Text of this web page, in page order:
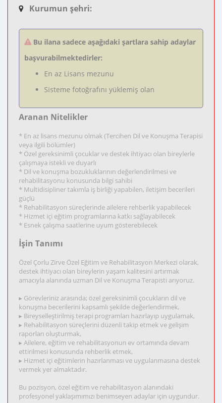
Kurumun şehri:
Bu ilana sadece aşağıdaki şartlara sahip adaylar
başvurabilmektedirler:
En az Lisans mezunu
Sisteme fotoğrafını yüklemiş olan
Aranan Nitelikler
* En az lisans mezunu olmak (Tercihen Dil ve Konuşma Terapisi
veya ilgili bölümler)
* Özel gereksinimli çocuklar ve destek ihtiyacı olan bireylerle
çalışmaya istekli ve duyarlı
* Dil ve konuşma bozukluklarının değerlendirilmesi ve
rehabilitasyonu konusunda bilgi sahibi
* Multidisipliner takımla iş birliği yapabilen, iletişim becerileri
güçlü
* Rehabilitasyon süreçlerinde ailelere rehberlik yapabilecek
* Hizmet içi eğitim programlarına katkı sağlayabilecek
* Esnek çalışma saatlerine uyum gösterebilecek
İşin Tanımı
Özel Çorlu Zirve Özel Eğitim ve Rehabilitasyon Merkezi olarak,
destek ihtiyacı olan bireylerin yaşam kalitesini artırmak
amacıyla alanında uzman Dil ve Konuşma Terapisti arıyoruz.
▸ Görevleriniz arasında; özel gereksinimli çocukların dil ve
konuşma becerilerini kapsamlı şekilde değerlendirmek,
▸ Bireyselleştirilmiş terapi programları hazırlayıp uygulamak,
▸ Rehabilitasyon süreçlerini düzenli takip etmek ve gelişim
raporları oluşturmak,
▸ Ailelere, eğitim ve rehabilitasyonun ev ortamında devam
ettirilmesi konusunda rehberlik etmek,
▸ Hizmet içi eğitimlerin hazırlanması ve uygulanmasına destek
vermek yer almaktadır.
Bu pozisyon, özel eğitim ve rehabilitasyon alanındaki
profesyonel yaklaşımımızı benimseyen adaylar için uygundur.